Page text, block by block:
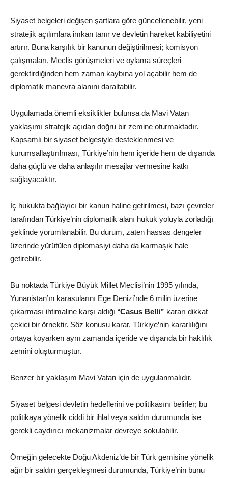
Siyaset belgeleri değişen şartlara göre güncellenebilir, yeni
stratejik açılımlara imkan tanır ve devletin hareket kabiliyetini
artırır. Buna karşılık bir kanunun değiştirilmesi; komisyon
çalışmaları, Meclis görüşmeleri ve oylama süreçleri
gerektirdiğinden hem zaman kaybına yol açabilir hem de
diplomatik manevra alanını daraltabilir.
Uygulamada önemli eksiklikler bulunsa da Mavi Vatan
yaklaşımı stratejik açıdan doğru bir zemine oturmaktadır.
Kapsamlı bir siyaset belgesiyle desteklenmesi ve
kurumsallaştırılması, Türkiye’nin hem içeride hem de dışarıda
daha güçlü ve daha anlaşılır mesajlar vermesine katkı
sağlayacaktır.
İç hukukta bağlayıcı bir kanun haline getirilmesi, bazı çevreler
tarafından Türkiye’nin diplomatik alanı hukuk yoluyla zorladığı
şeklinde yorumlanabilir. Bu durum, zaten hassas dengeler
üzerinde yürütülen diplomasiyi daha da karmaşık hale
getirebilir.
Bu noktada Türkiye Büyük Millet Meclisi’nin 1995 yılında,
Yunanistan’ın karasularını Ege Denizi’nde 6 milin üzerine
çıkarması ihtimaline karşı aldığı “Casus Belli” kararı dikkat
çekici bir örnektir. Söz konusu karar, Türkiye’nin kararlılığını
ortaya koyarken aynı zamanda içeride ve dışarıda bir haklılık
zemini oluşturmuştur.
Benzer bir yaklaşım Mavi Vatan için de uygulanmalıdır.
Siyaset belgesi devletin hedeflerini ve politikasını belirler; bu
politikaya yönelik ciddi bir ihlal veya saldırı durumunda ise
gerekli caydırıcı mekanizmalar devreye sokulabilir.
Örneğin gelecekte Doğu Akdeniz’de bir Türk gemisine yönelik
ağır bir saldırı gerçekleşmesi durumunda, Türkiye’nin bunu